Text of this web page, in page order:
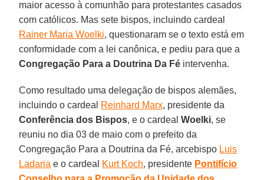
maior acesso à comunhão para protestantes casados
com católicos. Mas sete bispos, incluindo cardeal
Rainer Maria Woelki, questionaram se o texto está em
conformidade com a lei canônica, e pediu para que a
Congregação Para a Doutrina Da Fé intervenha.
Como resultado uma delegação de bispos alemães,
incluindo o cardeal Reinhard Marx, presidente da
Conferência dos Bispos, e o cardealWoelki, se
reuniu no dia 03 de maio com o prefeito da
Congregação Para a Doutrina da Fé, arcebispo Luis
Ladaria e o cardeal Kurt Koch, presidente Pontifício